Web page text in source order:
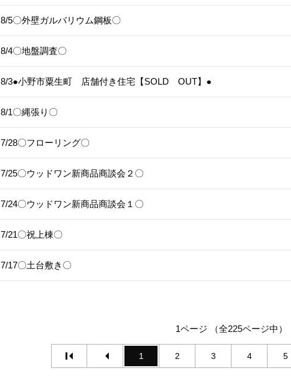
8/5〇外壁ガルバリウム鋼板〇
8/4〇地盤調査〇
8/3●小野市粟生町 店舗付き住宅【SOLD OUT】●
8/1〇縄張り〇
7/28〇フローリング〇
7/25〇ウッドワン新商品商談会２〇
7/24〇ウッドワン新商品商談会１〇
7/21〇祝上棟〇
7/17〇土台敷き〇
1ページ （全225ページ中）
1 2 3 4 5